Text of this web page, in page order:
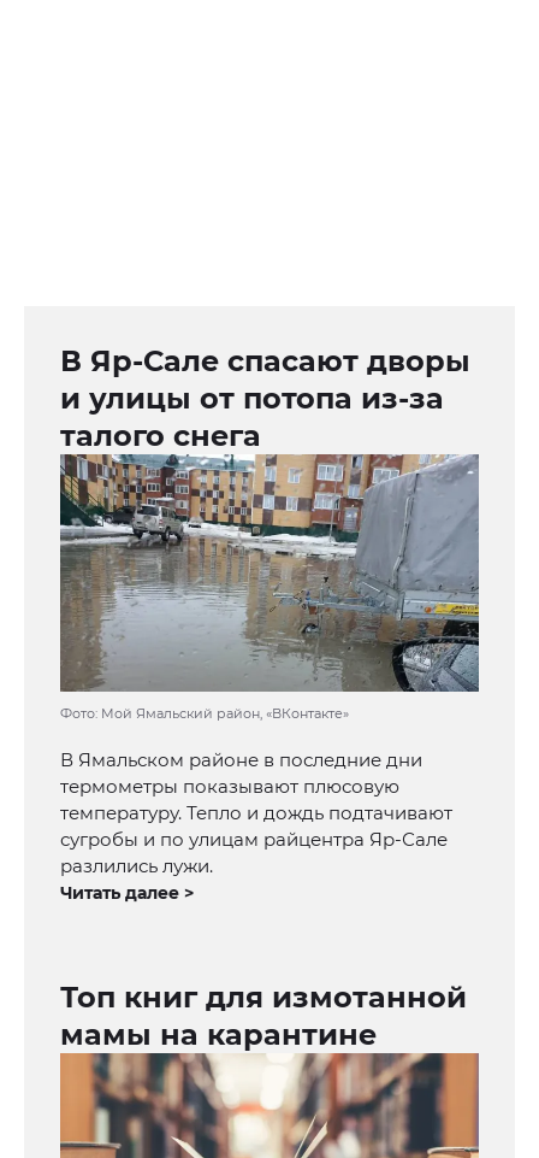
В Яр-Сале спасают дворы
и улицы от потопа из-за
талого снега
Фото: Мой Ямальский район, «ВКонтакте»
В Ямальском районе в последние дни
термометры показывают плюсовую
температуру. Тепло и дождь подтачивают
сугробы и по улицам райцентра Яр-Сале
разлились лужи.
Читать далее >
Топ книг для измотанной
мамы на карантине